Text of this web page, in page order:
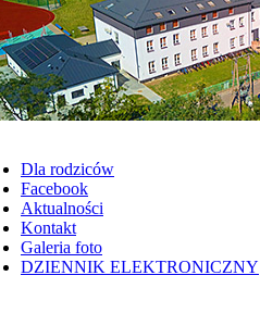
Dla rodziców
Facebook
Aktualności
Kontakt
Galeria foto
DZIENNIK ELEKTRONICZNY